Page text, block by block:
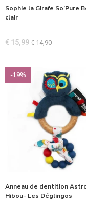
Sophie la Girafe So’Pure
clair
€15,99 € 14,90
-19%
Anneau de dentition
Hibou- Les Déglingos